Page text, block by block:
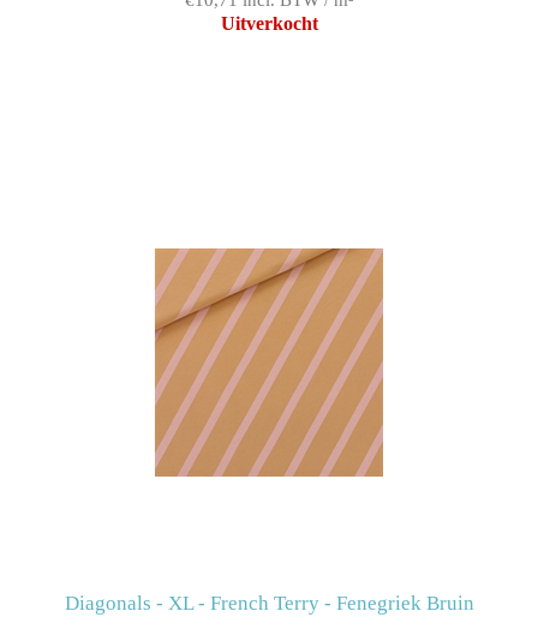
Uitverkocht
Diagonals - XL - French Terry - Fenegriek Bruin